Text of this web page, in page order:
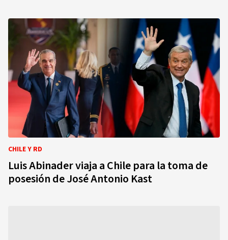
CHILE Y RD
Luis Abinader viaja a Chile para la toma de
posesión de José Antonio Kast